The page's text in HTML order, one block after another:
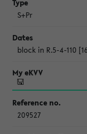
S+Pr
block in R.5-4-110
209527